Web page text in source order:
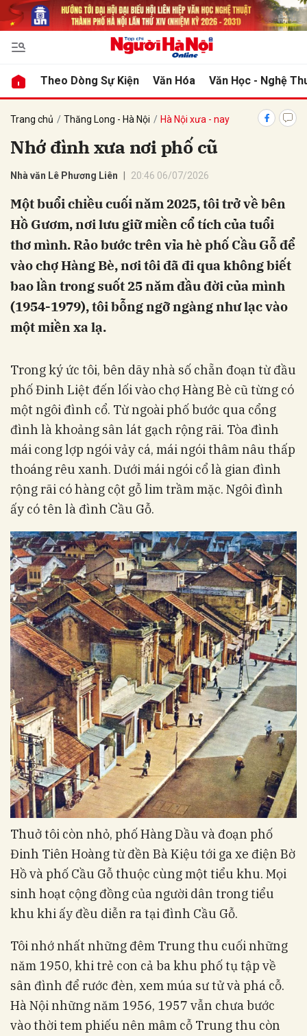
Theo Dòng Sự Kiện Văn Hóa Văn Học - Nghệ
Trang chủ Thăng Long - Hà Nội Hà Nội xưa - nay
Nhớ đình xưa nơi phố cũ
Nhà văn Lê Phương Liên 20:46 06/07/2026
Một buổi chiều cuối năm 2025, tôi trở về bên
Hồ Gươm, nơi lưu giữ miền cổ tích của tuổi
thơ mình. Rảo bước trên vỉa hè phố Cầu Gỗ để
vào chợ Hàng Bè, nơi tôi đã đi qua không biết
bao lần trong suốt 25 năm đầu đời của mình
(1954-1979), tôi bỗng ngỡ ngàng như lạc vào
một miền xa lạ.
Trong ký ức tôi, bên dãy nhà số chẵn đoạn từ đầu
phố Đinh Liệt đến lối vào chợ Hàng Bè cũ từng có
một ngôi đình cổ. Từ ngoài phố bước qua cổng
đình là khoảng sân lát gạch rộng rãi. Tòa đình
mái cong lợp ngói vảy cá, mái ngói thâm nâu thấp
thoáng rêu xanh. Dưới mái ngói cổ là gian đình
rộng rãi có hàng cột gỗ lim trầm mặc. Ngôi đình
ấy có tên là đình Cầu Gỗ.
Thuở tôi còn nhỏ, phố Hàng Dầu và đoạn phố
Đinh Tiên Hoàng từ đền Bà Kiệu tới ga xe điện Bờ
Hồ và phố Cầu Gỗ thuộc cùng một tiểu khu. Mọi
sinh hoạt cộng đồng của người dân trong tiểu
khu khi ấy đều diễn ra tại đình Cầu Gỗ.
Tôi nhớ nhất những đêm Trung thu cuối những
năm 1950, khi trẻ con cả ba khu phố tụ tập về
sân đình để rước đèn, xem múa sư tử và phá cỗ.
Hà Nội những năm 1956, 1957 vẫn chưa bước
vào thời tem phiếu nên mâm cỗ Trung thu còn
luận
Hủy